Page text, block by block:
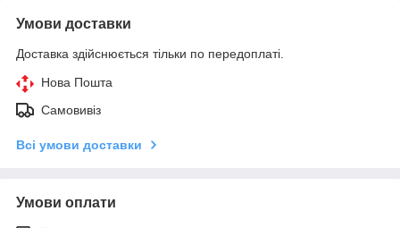
Умови доставки
Доставка здійснюється тільки по передоплаті.
Нова Пошта
Самовивіз
Всі умови доставки
Умови оплати